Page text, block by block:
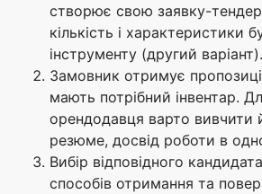
створює свою заявку-
кількість і характеристики
інструменту (другий варіант).
Замовник отримує
мають потрібний інвентар.
орендодавця варто вивчити
резюме, досвід роботи в
Вибір відповідного
способів отримання та